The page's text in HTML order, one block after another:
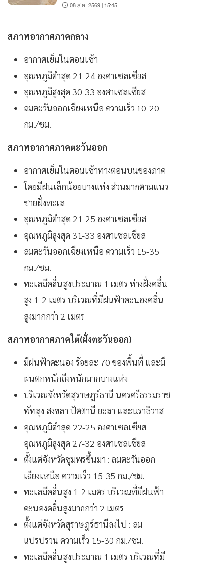
08 ส.ค. 2569 | 15:45
สภาพอากาศภาคกลาง
อากาศเย็นในตอนเช้า
อุณหภูมิต่ำสุด 21-24 องศาเซลเซียส
อุณหภูมิสูงสุด 30-33 องศาเซลเซียส
ลมตะวันออกเฉียงเหนือ ความเร็ว 10-20
กม./ชม.
สภาพอากาศภาคตะวันออก
อากาศเย็นในตอนเช้าทางตอนบนของภาค
โดยมีฝนเล็กน้อยบางแห่ง ส่วนมากตามแนว
ชายฝั่งทะเล
อุณหภูมิต่ำสุด 21-25 องศาเซลเซียส
อุณหภูมิสูงสุด 31-33 องศาเซลเซียส
ลมตะวันออกเฉียงเหนือ ความเร็ว 15-35
กม./ชม.
ทะเลมีคลื่นสูงประมาณ 1 เมตร ห่างฝั่งคลื่น
สูง 1-2 เมตร บริเวณที่มีฝนฟ้าคะนองคลื่น
สูงมากกว่า 2 เมตร
สภาพอากาศภาคใต้(ฝั่งตะวันออก)
มีฝนฟ้าคะนอง ร้อยละ 70 ของพื้นที่ และมี
ฝนตกหนักถึงหนักมากบางแห่ง
บริเวณจังหวัดสุราษฎร์ธานี นครศรีธรรมราช
พัทลุง สงขลา ปัตตานี ยะลา และนราธิวาส
อุณหภูมิต่ำสุด 22-25 องศาเซลเซียส
อุณหภูมิสูงสุด 27-32 องศาเซลเซียส
ตั้งแต่จังหวัดชุมพรขึ้นมา : ลมตะวันออก
เฉียงเหนือ ความเร็ว 15-35 กม./ชม.
ทะเลมีคลื่นสูง 1-2 เมตร บริเวณที่มีฝนฟ้า
คะนองคลื่นสูงมากกว่า 2 เมตร
ตั้งแต่จังหวัดสุราษฎร์ธานีลงไป : ลม
แปรปรวน ความเร็ว 15-30 กม./ชม.
ทะเลมีคลื่นสูงประมาณ 1 เมตร บริเวณที่มี